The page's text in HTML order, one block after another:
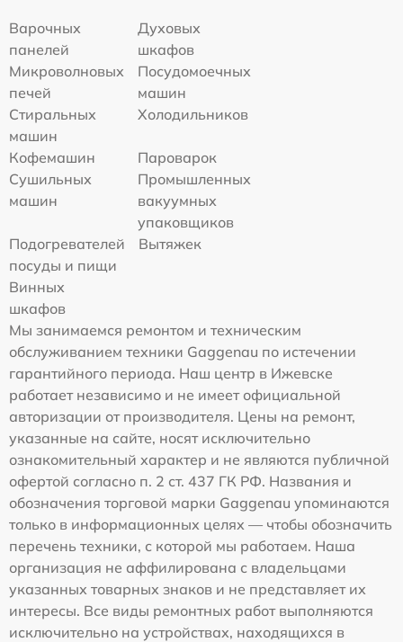
Варочных
панелей
Духовых
шкафов
Микроволновых
печей
Посудомоечных
машин
Стиральных
машин
Холодильников
Кофемашин
Пароварок
Сушильных
машин
Промышленных
вакуумных
упаковщиков
Подогревателей
посуды и пищи
Вытяжек
Винных
шкафов
Мы занимаемся ремонтом и техническим
обслуживанием техники Gaggenau по истечении
гарантийного периода. Наш центр в Ижевске
работает независимо и не имеет официальной
авторизации от производителя. Цены на ремонт,
указанные на сайте, носят исключительно
ознакомительный характер и не являются публичной
офертой согласно п. 2 ст. 437 ГК РФ. Названия и
обозначения торговой марки Gaggenau упоминаются
только в информационных целях — чтобы обозначить
перечень техники, с которой мы работаем. Наша
организация не аффилирована с владельцами
указанных товарных знаков и не представляет их
интересы. Все виды ремонтных работ выполняются
исключительно на устройствах, находящихся в